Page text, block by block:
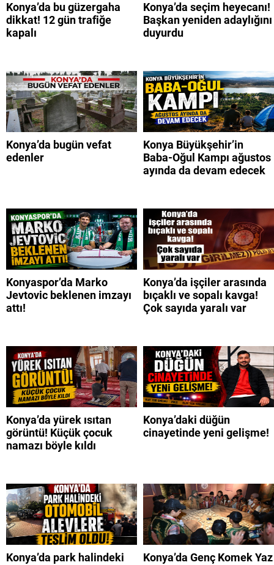
Konya’da bu güzergaha
dikkat! 12 gün trafiğe
kapalı
Konya’da seçim heyecanı!
Başkan yeniden adaylığını
duyurdu
Konya’da bugün vefat
edenler
Konya Büyükşehir’in
Baba-Oğul Kampı ağustos
ayında da devam edecek
Konyaspor’da Marko
Jevtovic beklenen imzayı
attı!
Konya’da işçiler arasında
bıçaklı ve sopalı kavga!
Çok sayıda yaralı var
Konya’da yürek ısıtan
görüntü! Küçük çocuk
namazı böyle kıldı
Konya’daki düğün
cinayetinde yeni gelişme!
Konya’da park halindeki
Konya’da Genç Komek Yaz